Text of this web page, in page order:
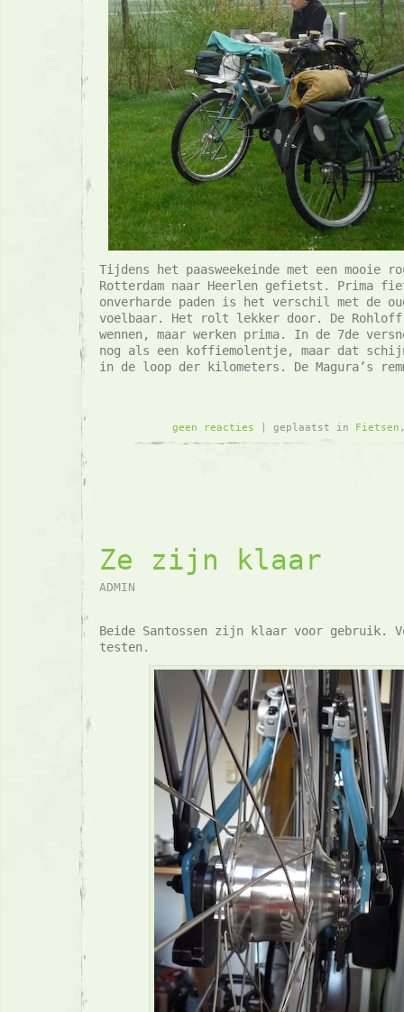
Tijdens het paasweekeinde met een mooie
Rotterdam naar Heerlen gefietst. Prima
onverharde paden is het verschil met de
voelbaar. Het rolt lekker door. De Rohloff
wennen, maar werken prima. In de 7de
nog als een koffiemolentje, maar dat
in de loop der kilometers. De Magura’s
geen reacties | geplaatst in Fietsen
Ze zijn klaar
ADMIN
Beide Santossen zijn klaar voor gebruik.
testen.